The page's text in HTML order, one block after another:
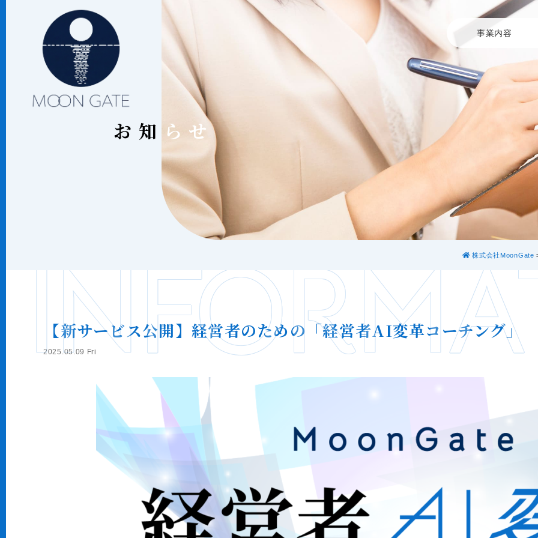
事業内容
お知
お知らせ
株式会社MoonGate
【新サービス公開】経営者のための「経営者AI変革コーチング」
2025.05.09 Fri